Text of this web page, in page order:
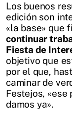
Los buenos
edición son
«la base» que
continuar
Fiesta de
objetivo que
por el que,
caminar de
Festejos, «ese
damos ya».